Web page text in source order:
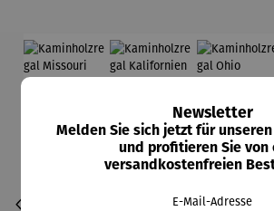
Newsletter
Melden Sie sich jetzt für
und profitieren Sie von
versandkostenfreien
E-Mail-Adresse